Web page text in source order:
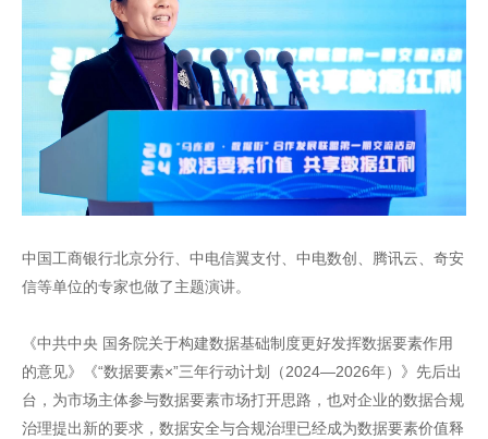
中国工商银行北京分行、中电信翼支付、中电数创、腾讯云、奇安
信等单位的专家也做了主题演讲。
《中共中央 国务院关于构建数据基础制度更好发挥数据要素作用
的意见》《“数据要素×”三年行动计划（2024—2026年）》先后出
台，为市场主体参与数据要素市场打开思路，也对企业的数据合规
治理提出新的要求，数据安全与合规治理已经成为数据要素价值释